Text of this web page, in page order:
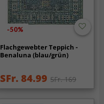
-50%
Flachgewebter Teppich -
Benaluna (blau/grün)
SFr. 84.99 SFr. 169